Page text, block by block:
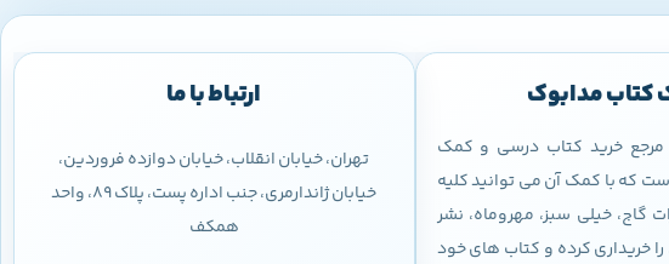
کتاب مدابوک
مرجع خرید کتاب درسی و کمک
که با کمک آن می توانید کلیه
گاج، خیلی سبز، مهروماه، نشر
را خریداری کرده و کتاب های خود
ارتباط با ما
تهران، خیابان انقلاب، خیابان دوازده فروردین،
خیابان ژاندارمری، جنب اداره پست، پلاک 89، واحد
همکف